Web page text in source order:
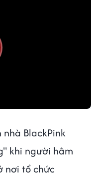
BlackPink
khi người hâm
nơi tổ chức